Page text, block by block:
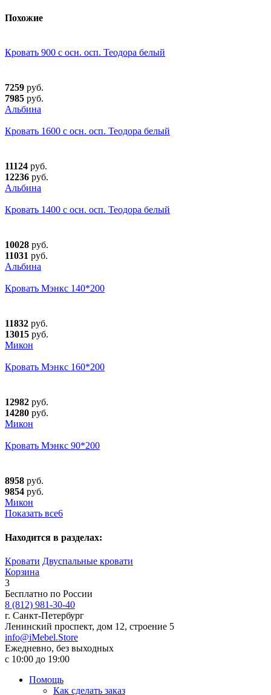
Похожие
Кровать 900 с осн. осп. Теодора белый
7259 руб.
7985 руб.
Альбина
Кровать 1600 с осн. осп. Теодора белый
11124 руб.
12236 руб.
Альбина
Кровать 1400 с осн. осп. Теодора белый
10028 руб.
11031 руб.
Альбина
Кровать Мэнкс 140*200
11832 руб.
13015 руб.
Микон
Кровать Мэнкс 160*200
12982 руб.
14280 руб.
Микон
Кровать Мэнкс 90*200
8958 руб.
9854 руб.
Микон
Показать все6
Находится в разделах:
Кровати Двуспальные кровати
Корзина
3
Бесплатно по России
8 (812) 981-30-40
г. Санкт-Петербург
Ленинский проспект, дом 12, строение 5
info@iMebel.Store
Ежедневно, без выходных
с 10:00 до 19:00
Помощь
Как сделать заказ